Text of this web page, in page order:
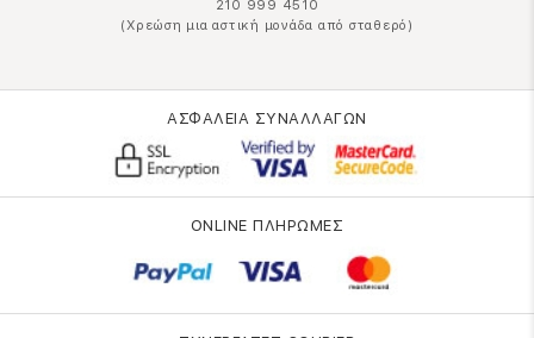
210 999 4510
(Χρεώση μια αστική μονάδα από σταθερό)
ΑΣΦΑΛΕΙΑ ΣΥΝΑΛΛΑΓΩΝ
ONLINE ΠΛΗΡΩΜΕΣ